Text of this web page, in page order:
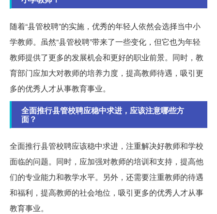
随着“县管校聘”的实施，优秀的年轻人依然会选择当中小
学教师。虽然“县管校聘”带来了一些变化，但它也为年轻
教师提供了更多的发展机会和更好的职业前景。同时，教
育部门应加大对教师的培养力度，提高教师待遇，吸引更
多的优秀人才从事教育事业。
全面推行县管校聘应稳中求进，应该注意哪些方
面？
全面推行县管校聘应该稳中求进，注重解决好教师和学校
面临的问题。同时，应加强对教师的培训和支持，提高他
们的专业能力和教学水平。另外，还需要注重教师的待遇
和福利，提高教师的社会地位，吸引更多的优秀人才从事
教育事业。